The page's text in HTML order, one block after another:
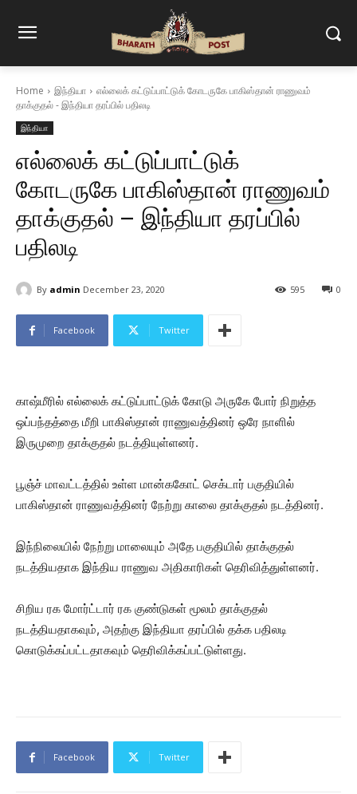
Home இந்தியா
எல்லைக் கட்டுப்பாட்டுக் கோடருகே பாகிஸ்தான் ராணுவம்
தாக்குதல் - இந்தியா தரப்பில் பதிலடி
இந்தியா
எல்லைக் கட்டுப்பாட்டுக்
கோடருகே பாகிஸ்தான் ராணுவம்
தாக்குதல் – இந்தியா தரப்பில்
பதிலடி
By admin December 23, 2020 0
595
Facebook Twitter
காஷ்மீரில் எல்லைக் கட்டுப்பாட்டுக் கோடு அருகே போர் நிறுத்த
ஒப்பந்தத்தை மீறி பாகிஸ்தான் ராணுவத்தினர் ஒரே நாளில்
இருமுறை தாக்குதல் நடத்தியுள்ளனர்.
பூஞ்ச் மாவட்டத்தில் உள்ள மான்ககோட் செக்டார் பகுதியில்
பாகிஸ்தான் ராணுவத்தினர் நேற்று காலை தாக்குதல் நடத்தினர்.
இந்நிலையில் நேற்று மாலையும் அதே பகுதியில் தாக்குதல்
நடத்தியதாக இந்திய ராணுவ அதிகாரிகள் தெரிவித்துள்ளனர்.
சிறிய ரக மோர்ட்டார் ரக குண்டுகள் மூலம் தாக்குதல்
நடத்தியதாகவும், அதற்கு இந்தியா தரப்பில் தக்க பதிலடி
கொடுக்கப்பட்டதாகவும் தெரிவிக்கப்பட்டுள்ளது.
Facebook Twitter